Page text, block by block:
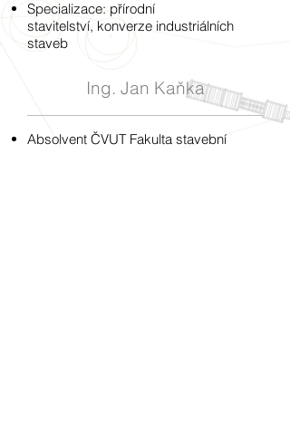
Specializace: přírodní
stavitelství, konverze industriálních
staveb
Ing. Jan Kaňka
Absolvent ČVUT Fakulta stavební